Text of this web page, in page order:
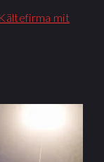
mit